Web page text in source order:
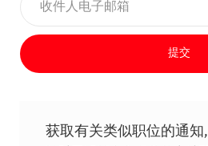
提交
获取有关类似职位的通知,